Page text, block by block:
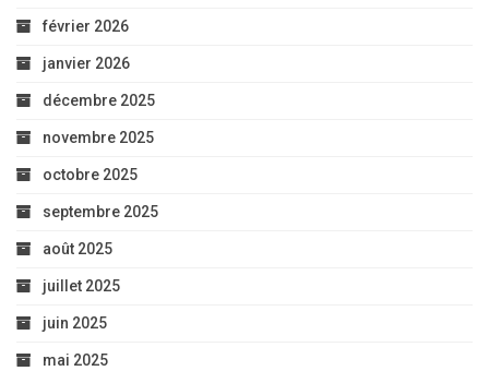
février 2026
janvier 2026
décembre 2025
novembre 2025
octobre 2025
septembre 2025
août 2025
juillet 2025
juin 2025
mai 2025